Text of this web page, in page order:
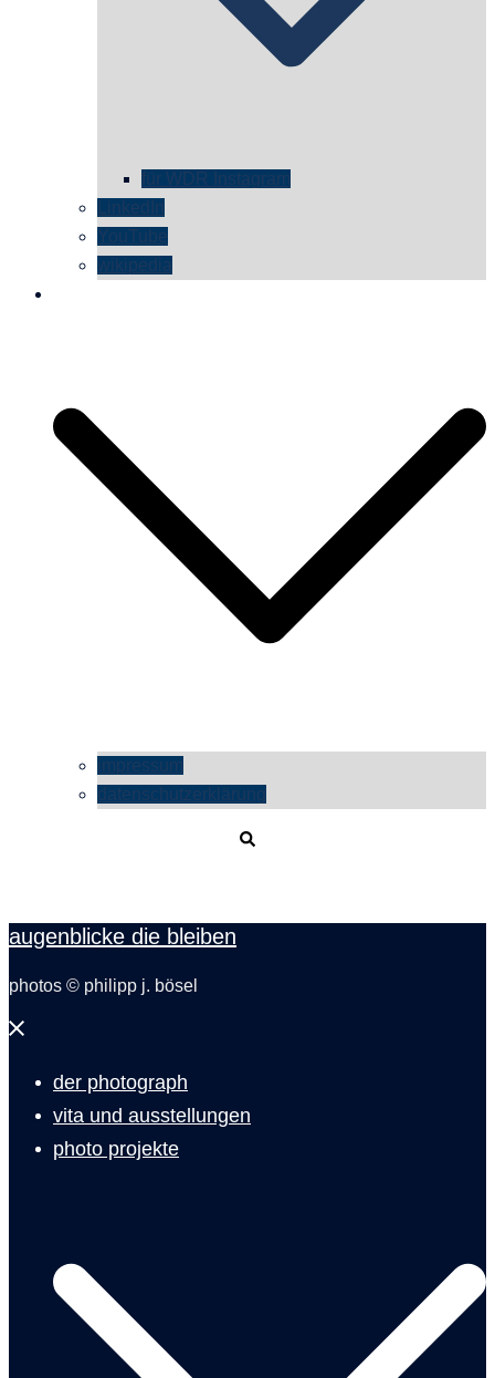
für WDR Instagram
LinkedIn
YouTube
wikipedia
impressum
datenschutzerklärung
augenblicke die bleiben
photos © philipp j. bösel
Menü
der photograph
vita und ausstellungen
photo projekte